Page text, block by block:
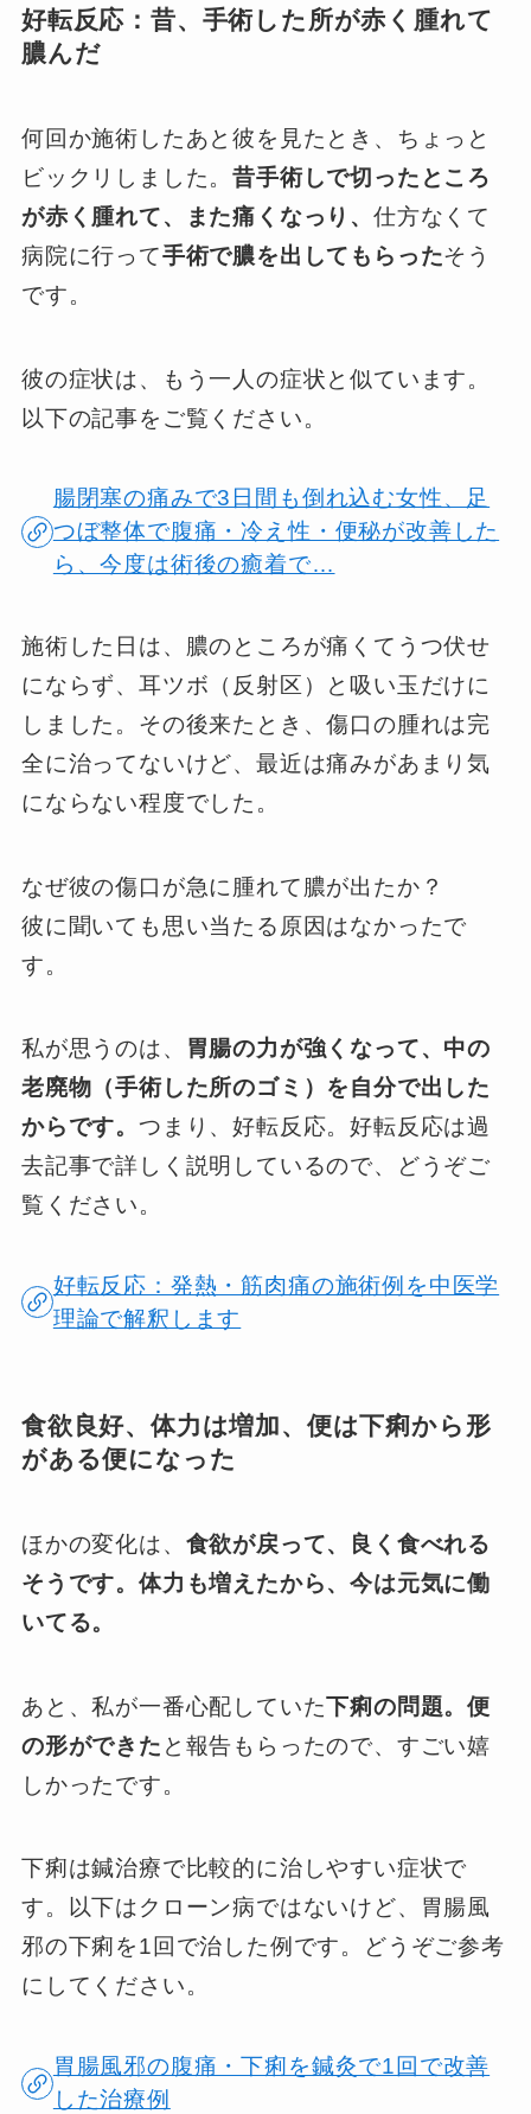
好転反応：昔、手術した所が赤く腫れて
膿んだ
何回か施術したあと彼を見たとき、ちょっと
ビックリしました。昔手術しで切ったところ
が赤く腫れて、また痛くなっり、仕方なくて
病院に行って手術で膿を出してもらったそう
です。
彼の症状は、もう一人の症状と似ています。
以下の記事をご覧ください。
腸閉塞の痛みで3日間も倒れ込む女性、足
つぼ整体で腹痛・冷え性・便秘が改善した
ら、今度は術後の癒着で…
施術した日は、膿のところが痛くてうつ伏せ
にならず、耳ツボ（反射区）と吸い玉だけに
しました。その後来たとき、傷口の腫れは完
全に治ってないけど、最近は痛みがあまり気
にならない程度でした。
なぜ彼の傷口が急に腫れて膿が出たか？
彼に聞いても思い当たる原因はなかったで
す。
私が思うのは、
胃腸の力が強くなって、中の
老廃物（手術した所のゴミ）を自分で出した
からです。 つまり、好転反応。好転反応は過
去記事で詳しく説明しているので、どうぞご
覧ください。
好転反応：発熱・筋肉痛の施術例を中医学
理論で解釈します
食欲良好、体力は増加、便は下痢から形
がある便になった
ほかの変化は、 食欲が戻って、良く食べれる
そうです。体力も増えたから、今は元気に働
いてる。
あと、私が一番心配していた下痢の問題。便
の形ができた と報告もらったので、すごい嬉
しかったです。
下痢は鍼治療で比較的に治しやすい症状で
す。以下はクローン病ではないけど、胃腸風
邪の下痢を1回で治した例です。どうぞご参考
にしてください。
胃腸風邪の腹痛・下痢を鍼灸で1回で改善
した治療例